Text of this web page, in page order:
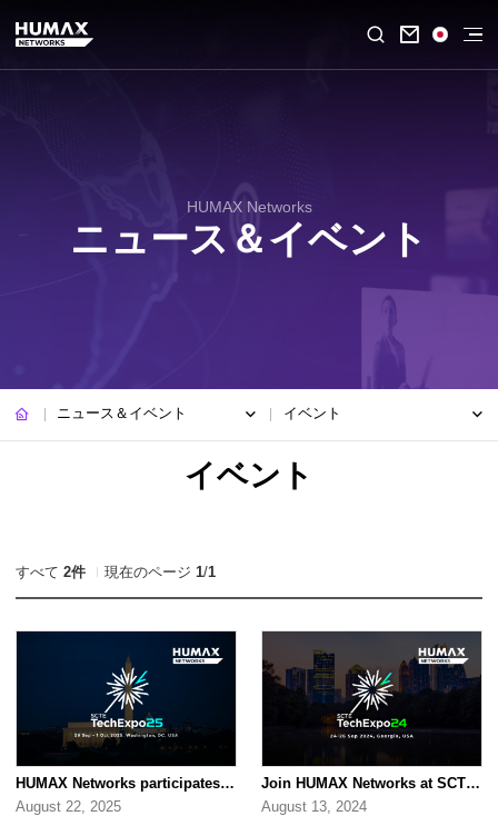

HUMAX Networks
ニュース＆イベント
ニュース＆イベント イベント
すべて 2件 現在のページ 1/1
HUMAX Networks participates in SCTE TechExpo 2025!
August 22, 2025
Join HUMAX Networks at SCTE TechExpo 2024
August 13, 2024